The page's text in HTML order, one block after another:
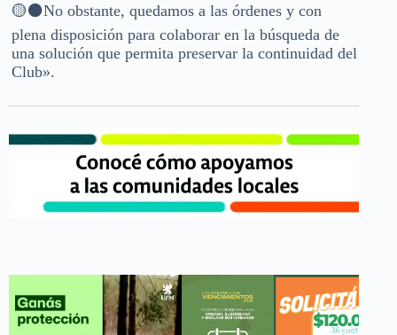
🟡⚫️No obstante, quedamos a las órdenes y con
plena disposición para colaborar en la búsqueda de
una solución que permita preservar la continuidad del
Club».